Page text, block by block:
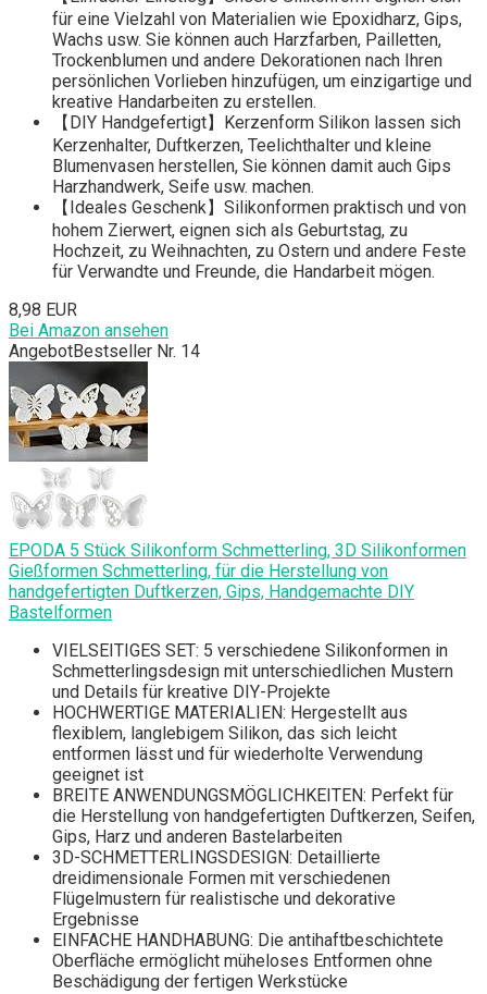
für eine Vielzahl von Materialien wie Epoxidharz, Gips,
Wachs usw. Sie können auch Harzfarben, Pailletten,
Trockenblumen und andere Dekorationen nach Ihren
persönlichen Vorlieben hinzufügen, um einzigartige und
kreative Handarbeiten zu erstellen.
【DIY Handgefertigt】Kerzenform Silikon lassen sich
Kerzenhalter, Duftkerzen, Teelichthalter und kleine
Blumenvasen herstellen, Sie können damit auch Gips
Harzhandwerk, Seife usw. machen.
【Ideales Geschenk】Silikonformen praktisch und von
hohem Zierwert, eignen sich als Geburtstag, zu
Hochzeit, zu Weihnachten, zu Ostern und andere Feste
für Verwandte und Freunde, die Handarbeit mögen.
8,98 EUR
Bei Amazon ansehen
AngebotBestseller Nr. 14
EPODA 5 Stück Silikonform Schmetterling, 3D Silikonformen
Gießformen Schmetterling, für die Herstellung von
handgefertigten Duftkerzen, Gips, Handgemachte DIY
Bastelformen
VIELSEITIGES SET: 5 verschiedene Silikonformen in
Schmetterlingsdesign mit unterschiedlichen Mustern
und Details für kreative DIY-Projekte
HOCHWERTIGE MATERIALIEN: Hergestellt aus
flexiblem, langlebigem Silikon, das sich leicht
entformen lässt und für wiederholte Verwendung
geeignet ist
BREITE ANWENDUNGSMÖGLICHKEITEN: Perfekt für
die Herstellung von handgefertigten Duftkerzen, Seifen,
Gips, Harz und anderen Bastelarbeiten
3D-SCHMETTERLINGSDESIGN: Detaillierte
dreidimensionale Formen mit verschiedenen
Flügelmustern für realistische und dekorative
Ergebnisse
EINFACHE HANDHABUNG: Die antihaftbeschichtete
Oberfläche ermöglicht müheloses Entformen ohne
Beschädigung der fertigen Werkstücke